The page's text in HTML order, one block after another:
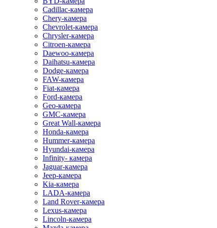
Cadillac-камера
Chery-камера
Chevrolet-камера
Chrysler-камера
Citroen-камера
Daewoo-камера
Daihatsu-камера
Dodge-камера
FAW-камера
Fiat-камера
Ford-камера
Geo-камера
GMC-камера
Great Wall-камера
Honda-камера
Hummer-камера
Hyundai-камера
Infinity- камера
Jaguar-камера
Jeep-камера
Kia-камера
LADA-камера
Land Rover-камера
Lexus-камера
Lincoln-камера